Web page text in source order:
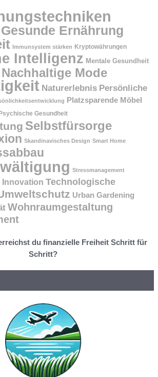
Gesunde Ernährung
Immunsystem stärken Kryptowährungen
Intelligenz Mentale Gesundheit
Nachhaltige Mode
Naturerlebnis Persönliche
Platzsparende Möbel
Psychische Gesundheit
Selbstfürsorge
Skandinavisches Design Smart Home
Stressmanagement
Technologische
Urban Gardening
Wohnraumgestaltung
du finanzielle Freiheit Schritt für
Schritt?